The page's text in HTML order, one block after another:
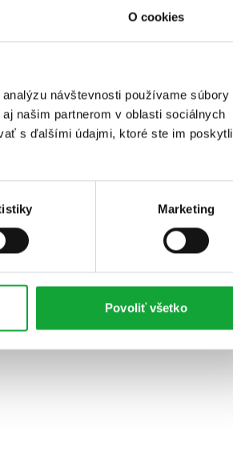
O cookies
návštevnosti používame súbory
našim partnerom v oblasti sociálnych
s ďalšími údajmi, ktoré ste im poskytli
Marketing
Povoliť všetko